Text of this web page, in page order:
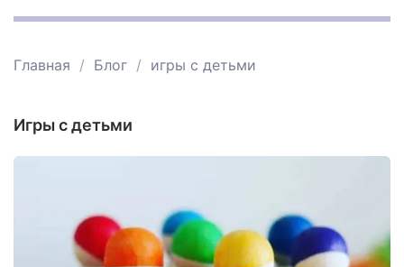
Главная Блог игры с детьми
игры с детьми